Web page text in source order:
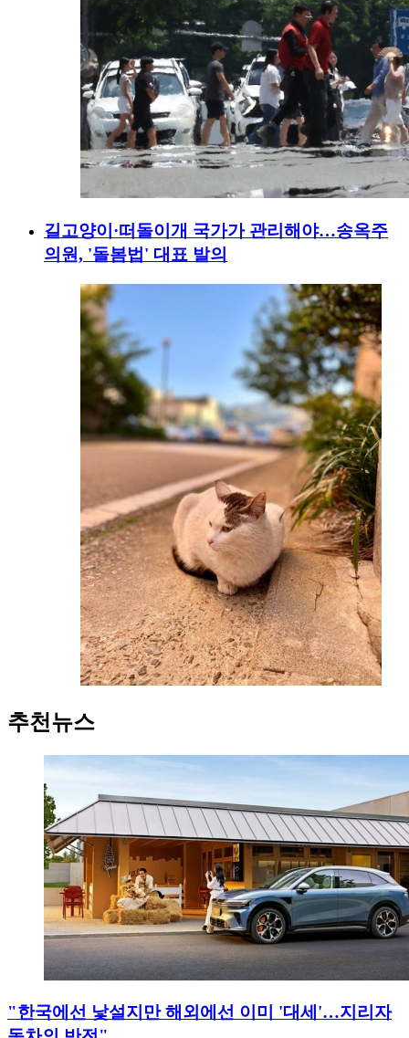
길고양이·떠돌이개 국가가 관리해야…송옥주
의원, '돌봄법' 대표 발의
추천뉴스
"한국에선 낯설지만 해외에선 이미 '대세'…지리자